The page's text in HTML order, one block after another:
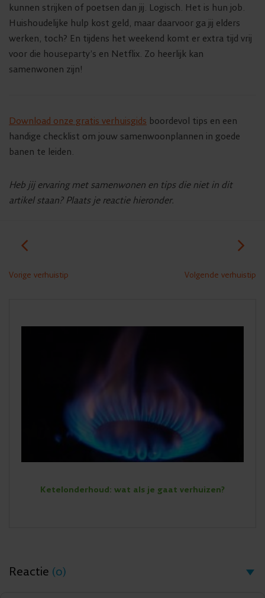
kunnen strijken of poetsen dan jij. Logisch. Het is hun job.
Huishoudelijke hulp kost geld, maar daarvoor ga jij elders
werken, toch? En tijdens het weekend komt er extra tijd vrij
voor die houseparty’s en Netflix. Zo heerlijk kan
samenwonen zijn!
Download onze gratis verhuisgids boordevol tips en een
handige checklist om jouw samenwoonplannen in goede
banen te leiden.
Heb jij ervaring met samenwonen en tips die niet in dit
artikel staan? Plaats je reactie hieronder.
Vorige verhuistip Volgende verhuistip
Ketelonderhoud: wat als je gaat verhuizen?
Reactie (0)